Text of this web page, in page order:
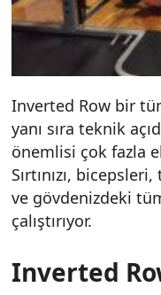
Inverted Row bir
yanı sıra teknik
önemlisi çok fazla
Sırtınızı,
ve gövdenizdeki
çalıştırıyor.
Inverted